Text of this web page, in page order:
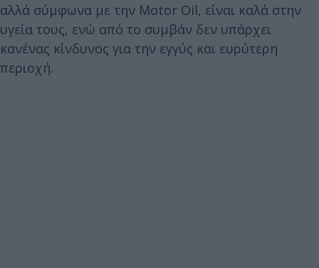
αλλά σύμφωνα με την Motor Oil, είναι καλά στην
υγεία τους, ενώ από το συμβάν δεν υπάρχει
κανένας κίνδυνος για την εγγύς και ευρύτερη
περιοχή.